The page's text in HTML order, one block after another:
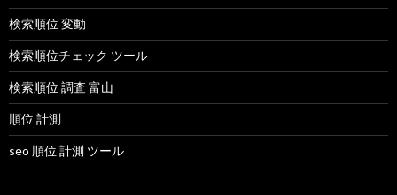
検索順位 変動
検索順位チェック ツール
検索順位 調査 富山
順位 計測
seo 順位 計測 ツール